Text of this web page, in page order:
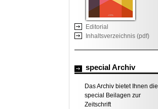
Editorial
Inhaltsverzeichnis (pdf)
special Archiv
Das Archiv bietet Ihnen die
special Beilagen zur
Zeitschrift